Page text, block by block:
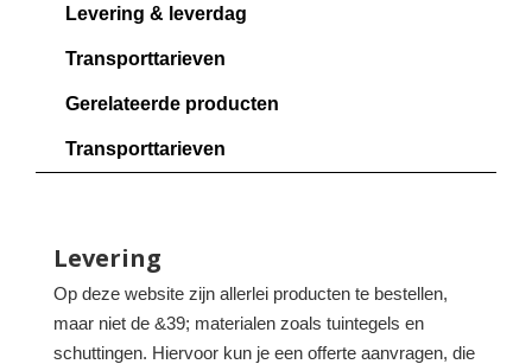
Levering & leverdag
Transporttarieven
Gerelateerde producten
Transporttarieven
Levering
Op deze website zijn allerlei producten te bestellen,
maar niet de &39; materialen zoals tuintegels en
schuttingen. Hiervoor kun je een offerte aanvragen, die